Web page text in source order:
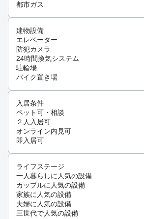
都市ガス
建物設備
エレベーター
防犯カメラ
24時間換気システム
駐輪場
バイク置き場
入居条件
ペット可・相談
２人入居可
オンライン内見可
即入居可
ライフステージ
一人暮らしに人気の設備
カップルに人気の設備
家族に人気の設備
夫婦に人気の設備
三世代で人気の設備